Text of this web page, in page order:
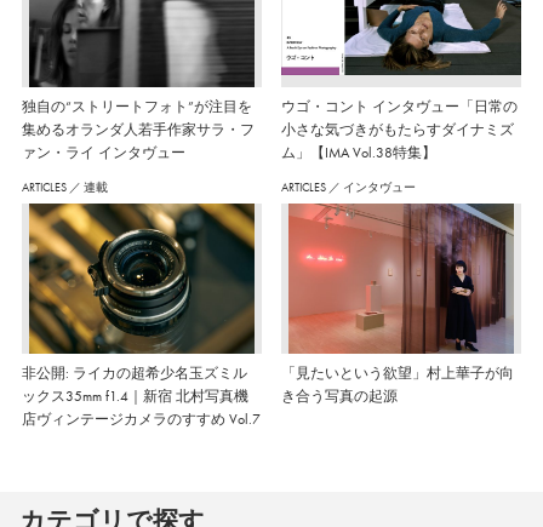
独自の“ストリートフォト”が注目を
集めるオランダ人若手作家サラ・フ
ァン・ライ インタヴュー
ウゴ・コント インタヴュー「日常の
小さな気づきがもたらすダイナミズ
ム」【IMA Vol.38特集】
ARTICLES ／ 連載
非公開: ライカの超希少名玉ズミル
ックス35mm f1.4｜新宿 北村写真機
店ヴィンテージカメラのすすめ Vol.7
ARTICLES ／ インタヴュー
「見たいという欲望」村上華子が向
き合う写真の起源
カテゴリで探す